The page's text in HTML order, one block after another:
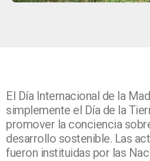
El Día Internacional de la
simplemente el Día de la
promover la conciencia
desarrollo sostenible. Las
fueron instituidas por las